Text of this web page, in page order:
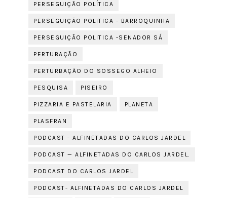
PERSEGUIÇÃO POLÍTICA
PERSEGUIÇÃO POLITICA - BARROQUINHA
PERSEGUIÇÃO POLITICA -SENADOR SÁ
PERTUBAÇÃO
PERTURBAÇÃO DO SOSSEGO ALHEIO
PESQUISA PISEIRO
PIZZARIA E PASTELARIA PLANETA
PLASFRAN
PODCAST - ALFINETADAS DO CARLOS JARDEL
PODCAST — ALFINETADAS DO CARLOS JARDEL.
PODCAST DO CARLOS JARDEL
PODCAST- ALFINETADAS DO CARLOS JARDEL